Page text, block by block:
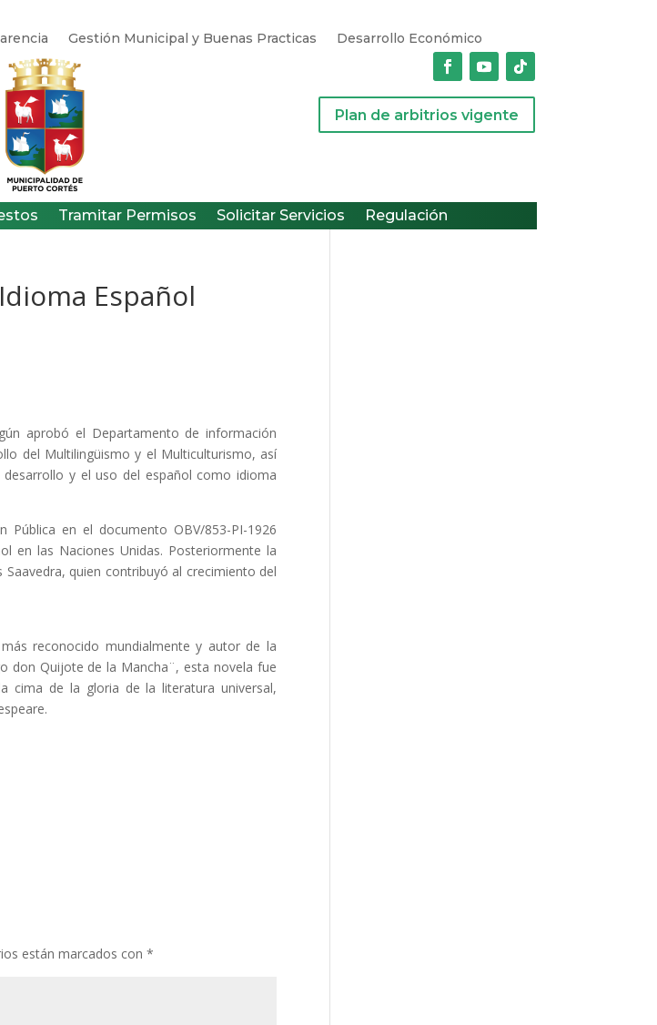
Gestión Municipal y Buenas Practicas
Desarrollo Económico
Plan de arbitrios vigente
Tramitar Permisos Solicitar Servicios Regulación
Español
aprobó el Departamento de información
del Multilingüismo y el Multiculturismo, así
y el uso del español como idioma
en el documento OBV/853-PI-1926​
en las Naciones Unidas. Posteriormente la
quien contribuyó al crecimiento del
reconocido mundialmente y autor de la
don Quijote de la Mancha¨, esta novela fue
cima de la gloria de la literatura universal,
están marcados con*